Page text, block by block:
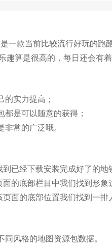
一款当前比较流行好玩的跑
趣算是很高的，每日还会有
的实力提高；
是可以随意的获得；
常的广泛哦。
已经下载安装完成好了的地
的底部栏目中我们找到形象
面的底部位置我们找到一排
风格的地图资源包数据。